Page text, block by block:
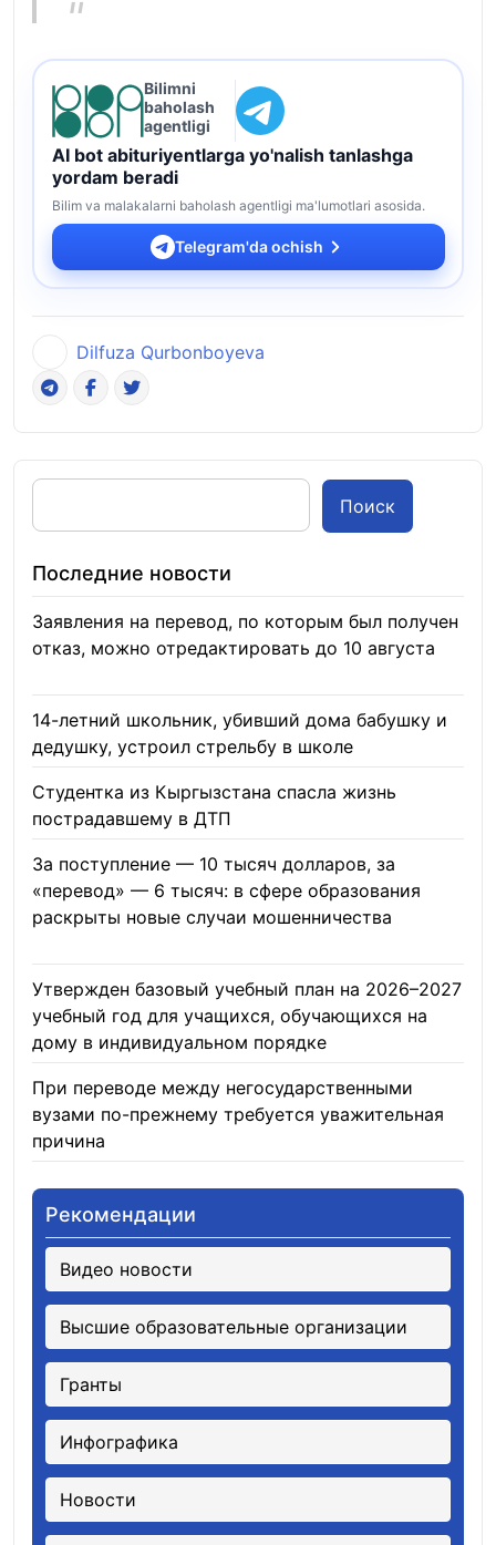
Bilimni
baholash
agentligi
AI bot abituriyentlarga yo'nalish tanlashga
yordam beradi
Bilim va malakalarni baholash agentligi ma'lumotlari asosida.
Telegram'da ochish
Dilfuza Qurbonboyeva
Поиск
Последние новости
Заявления на перевод, по которым был получен
отказ, можно отредактировать до 10 августа
14-летний школьник, убивший дома бабушку и
дедушку, устроил стрельбу в школе
Студентка из Кыргызстана спасла жизнь
пострадавшему в ДТП
За поступление — 10 тысяч долларов, за
«перевод» — 6 тысяч: в сфере образования
раскрыты новые случаи мошенничества
Утвержден базовый учебный план на 2026–2027
учебный год для учащихся, обучающихся на
дому в индивидуальном порядке
При переводе между негосударственными
вузами по-прежнему требуется уважительная
причина
Рекомендации
Видео новости
Высшие образовательные организации
Гранты
Инфографика
Новости